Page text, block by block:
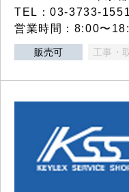
TEL：03-3733-
営業時間：8:00〜
販売可 工事・